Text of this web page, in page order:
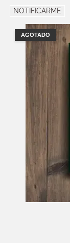
NOTIFICARME
AGOTADO